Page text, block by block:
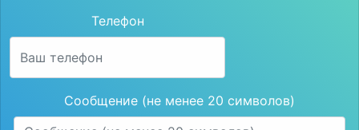
Телефон
Сообщение (не менее 20 символов)